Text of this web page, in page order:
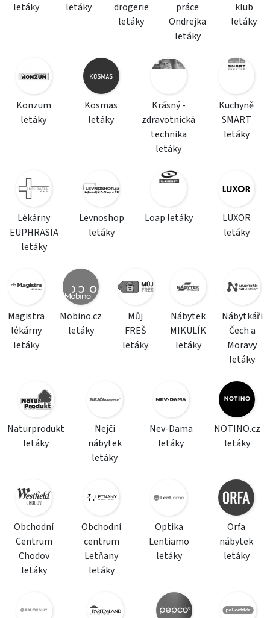
letáky
letáky
drogerie
letáky
práce
Ondrejka
letáky
klub
letáky
Konzum
letáky
Kosmas
letáky
Krásný -
zdravotnická
technika
letáky
Kuchyně
SMART
letáky
Lékárny
EUPHRASIA
letáky
Levnoshop
letáky
Loap letáky
LUXOR
letáky
Magistra
lékárny
letáky
Mobino.cz
letáky
Můj
FREŠ
letáky
Nábytek
MIKULÍK
letáky
Nábytkáři
Čech a
Moravy
letáky
Naturprodukt
letáky
Nejči
nábytek
letáky
Nev-Dama
letáky
NOTINO.cz
letáky
Obchodní
Centrum
Chodov
letáky
Obchodní
centrum
Letňany
letáky
Optika
Lentiamo
letáky
Orfa
nábytek
letáky